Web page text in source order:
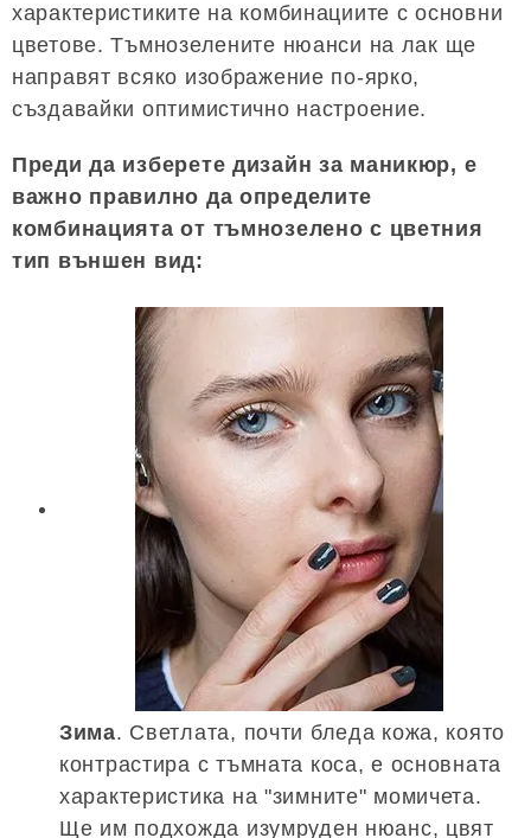
характеристиките на комбинациите с основни
цветове. Тъмнозелените нюанси на лак ще
направят всяко изображение по-ярко,
създавайки оптимистично настроение.
Преди да изберете дизайн за маникюр, е
важно правилно да определите
комбинацията от тъмнозелено с цветния
тип външен вид:
Зима. Светлата, почти бледа кожа, която
контрастира с тъмната коса, е основната
характеристика на "зимните" момичета.
Ще им подхожда изумруден нюанс, цвят